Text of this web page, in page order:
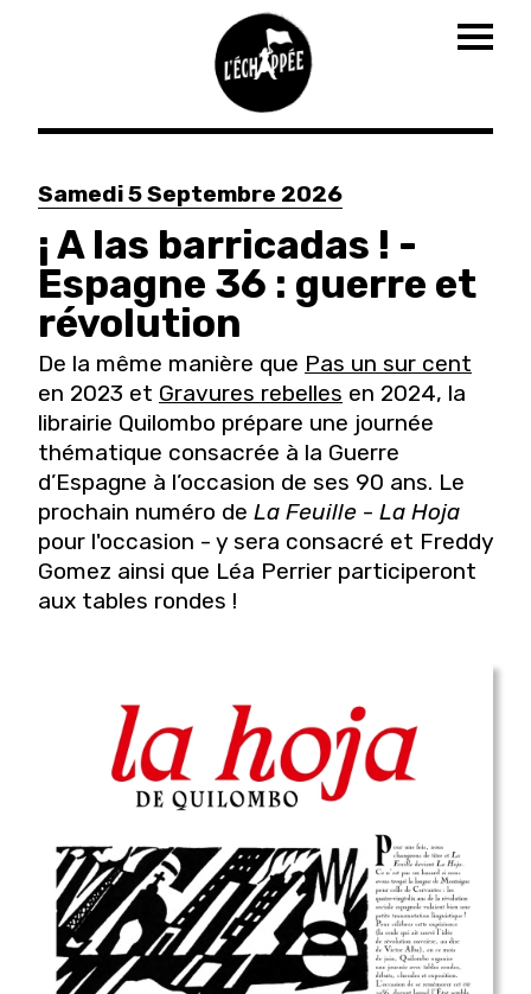
Aller
contenu
principal
Samedi 5 Septembre 2026
¡ A las barricadas ! -
Espagne 36 : guerre et
révolution
De la même manière que Pas un sur cent
en 2023 et Gravures rebelles en 2024, la
librairie Quilombo prépare une journée
thématique consacrée à la Guerre
d’Espagne à l’occasion de ses 90 ans. Le
prochain numéro de La Feuille - La Hoja
pour l'occasion - y sera consacré et Freddy
Gomez ainsi que Léa Perrier participeront
aux tables rondes !